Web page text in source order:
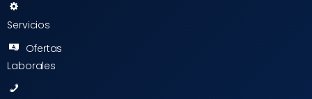
Servicios
Ofertas
Laborales